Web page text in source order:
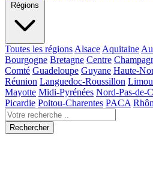
Régions
Toutes les régions Alsace Aquitaine
Bourgogne Bretagne Centre
Comté Guadeloupe Guyane Haute-
Réunion Languedoc-Roussillon
Mayotte Midi-Pyrénées Nord-Pas-de-
Picardie Poitou-Charentes PACA
Rechercher